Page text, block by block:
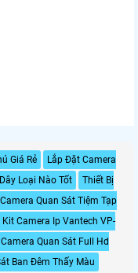
Giá Rẻ
Lắp Đặt Camera
Loại Nào Tốt
Thiết Bị
Quan Sát Tiệm Tạp
Kit Camera Ip Vantech VP-
Camera Quan Sát Full Hd
Ban Đêm Thấy Màu